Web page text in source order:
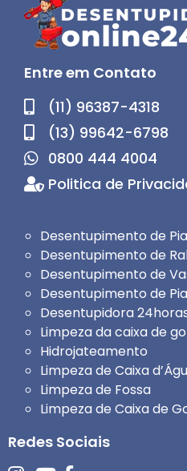
Entre em Contato
(11) 96387-4318
(13) 99642-6798
0800 444 4004
Politica de
Desentupimento de Pia
Desentupimento de
Desentupimento de
Desentupimento de Pia
Desentupidora
Limpeza da caixa de
Hidrojateamento
Limpeza de Caixa
Limpeza de Fossa
Limpeza de Caixa de
Redes Sociais